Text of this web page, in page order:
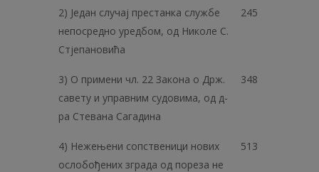
2) Један случај престанка службе
непосредно уредбом, од Николе С.
Стјепановића
245
3) О примени чл. 22 Закона о Држ.
савету и управним судовима, од д-
ра Стевана Сагадина
348
4) Нежењени сопственици нових
ослобођених зграда од пореза не
513